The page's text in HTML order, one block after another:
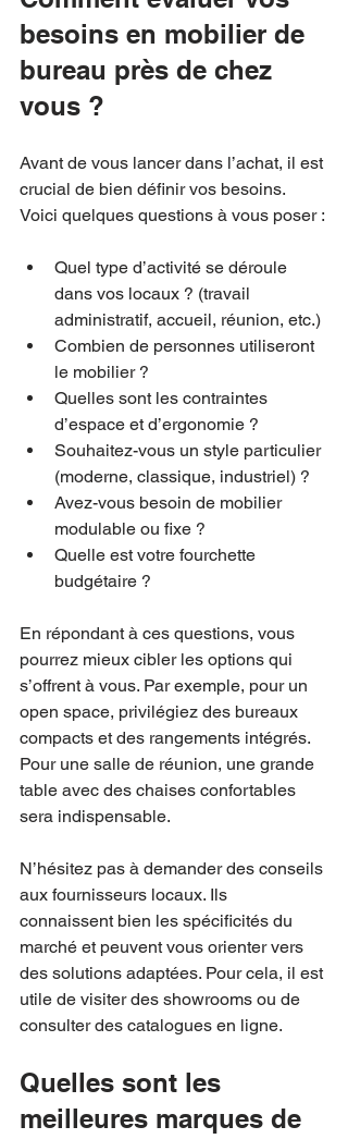
besoins en mobilier de
bureau près de chez
vous ?
Avant de vous lancer dans l’achat, il est
crucial de bien définir vos besoins.
Voici quelques questions à vous poser :
Quel type d’activité se déroule
dans vos locaux ? (travail
administratif, accueil, réunion, etc.)
Combien de personnes utiliseront
le mobilier ?
Quelles sont les contraintes
d’espace et d’ergonomie ?
Souhaitez-vous un style particulier
(moderne, classique, industriel) ?
Avez-vous besoin de mobilier
modulable ou fixe ?
Quelle est votre fourchette
budgétaire ?
En répondant à ces questions, vous
pourrez mieux cibler les options qui
s’offrent à vous. Par exemple, pour un
open space, privilégiez des bureaux
compacts et des rangements intégrés.
Pour une salle de réunion, une grande
table avec des chaises confortables
sera indispensable.
N’hésitez pas à demander des conseils
aux fournisseurs locaux. Ils
connaissent bien les spécificités du
marché et peuvent vous orienter vers
des solutions adaptées. Pour cela, il est
utile de visiter des showrooms ou de
consulter des catalogues en ligne.
Quelles sont les
meilleures marques de